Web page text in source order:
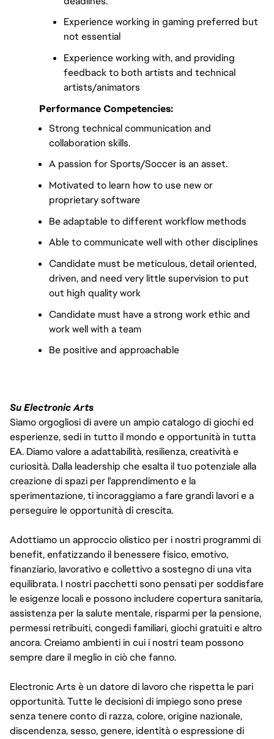
Experience working in gaming preferred but
not essential
Experience working with, and providing
feedback to both artists and technical
artists/animators
Performance Competencies:
Strong technical communication and
collaboration skills.
A passion for Sports/Soccer is an asset.
Motivated to learn how to use new or
proprietary software
Be adaptable to different workflow methods
Able to communicate well with other disciplines
Candidate must be meticulous, detail oriented,
driven, and need very little supervision to put
out high quality work
Candidate must have a strong work ethic and
work well with a team
Be positive and approachable
Su Electronic Arts
Siamo orgogliosi di avere un ampio catalogo di giochi ed
esperienze, sedi in tutto il mondo e opportunità in tutta
EA. Diamo valore a adattabilità, resilienza, creatività e
curiosità. Dalla leadership che esalta il tuo potenziale alla
creazione di spazi per l'apprendimento e la
sperimentazione, ti incoraggiamo a fare grandi lavori e a
perseguire le opportunità di crescita.
Adottiamo un approccio olistico per i nostri programmi di
benefit, enfatizzando il benessere fisico, emotivo,
finanziario, lavorativo e collettivo a sostegno di una vita
equilibrata. I nostri pacchetti sono pensati per soddisfare
le esigenze locali e possono includere copertura sanitaria,
assistenza per la salute mentale, risparmi per la pensione,
permessi retribuiti, congedi familiari, giochi gratuiti e altro
ancora. Creiamo ambienti in cui i nostri team possono
sempre dare il meglio in ciò che fanno.
Electronic Arts è un datore di lavoro che rispetta le pari
opportunità. Tutte le decisioni di impiego sono prese
senza tenere conto di razza, colore, origine nazionale,
discendenza, sesso, genere, identità o espressione di